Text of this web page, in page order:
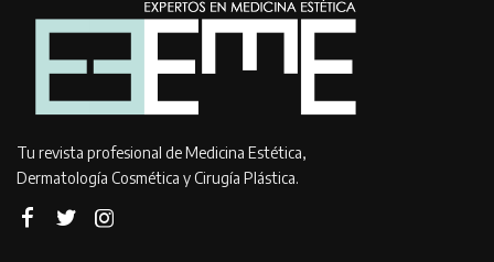
Tu revista profesional de Medicina Estética,
Dermatología Cosmética y Cirugía Plástica.